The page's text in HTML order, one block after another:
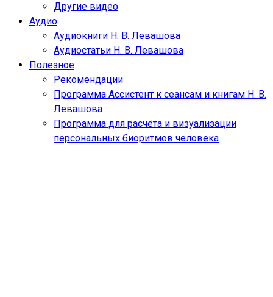
Другие видео
Аудио
Аудиокниги Н. В. Левашова
Аудиостатьи Н. В. Левашова
Полезное
Рекомендации
Программа Ассистент к сеансам и книгам Н. В.
Левашова
Программа для расчёта и визуализации
персональных биоритмов человека